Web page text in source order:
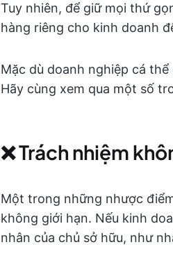
Tuy nhiên, để giữ mọi thứ
hàng riêng cho kinh doanh
Mặc dù doanh nghiệp cá
Hãy cùng xem qua một số
❌ Trách nhiệm
Một trong những nhược
không giới hạn. Nếu kinh
nhân của chủ sở hữu, như